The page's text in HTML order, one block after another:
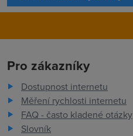
Pro zákazníky
Dostupnost internetu
Měření rychlosti internetu
FAQ - často kladené otázky
Slovník